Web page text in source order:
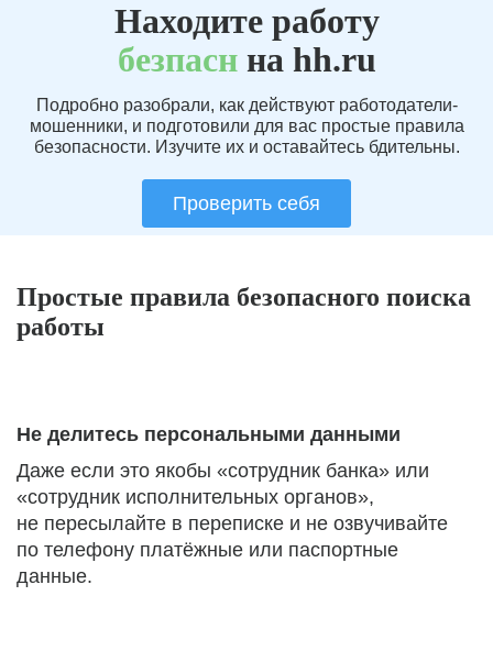
Находите работу
безпаснна hh.ru
Подробно разобрали, как действуют работодатели-
мошенники, и подготовили для вас простые правила
безопасности. Изучите их и оставайтесь бдительны.
Проверить себя
Простые правила безопасного поиска
работы
Не делитесь персональными данными
Даже если это якобы «сотрудник банка» или
«сотрудник исполнительных органов»,
не пересылайте в переписке и не озвучивайте
по телефону платёжные или паспортные
данные.